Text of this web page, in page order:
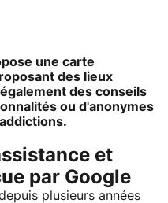
une carte
des lieux
des conseils
ou d'anonymes
et
par Google
plusieurs années